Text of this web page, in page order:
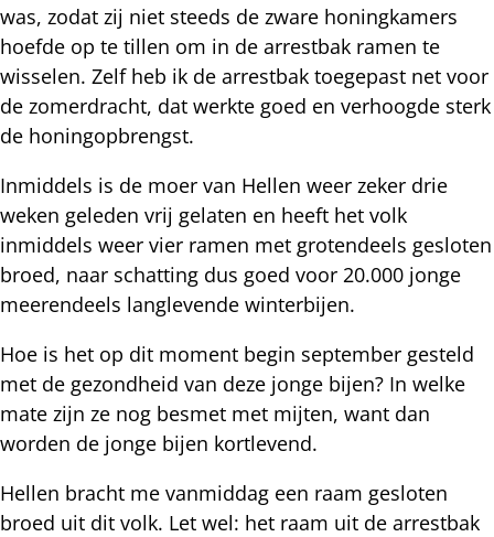
was, zodat zij niet steeds de zware honingkamers
hoefde op te tillen om in de arrestbak ramen te
wisselen. Zelf heb ik de arrestbak toegepast net voor
de zomerdracht, dat werkte goed en verhoogde sterk
de honingopbrengst.
Inmiddels is de moer van Hellen weer zeker drie
weken geleden vrij gelaten en heeft het volk
inmiddels weer vier ramen met grotendeels gesloten
broed, naar schatting dus goed voor 20.000 jonge
meerendeels langlevende winterbijen.
Hoe is het op dit moment begin september gesteld
met de gezondheid van deze jonge bijen? In welke
mate zijn ze nog besmet met mijten, want dan
worden de jonge bijen kortlevend.
Hellen bracht me vanmiddag een raam gesloten
broed uit dit volk. Let wel: het raam uit de arrestbak